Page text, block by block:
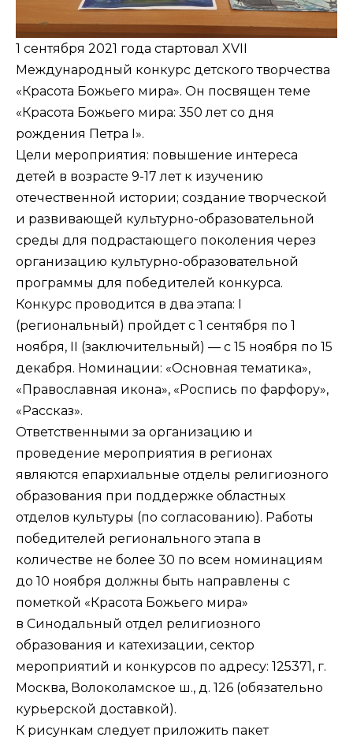
1 сентября 2021 года стартовал XVII
Международный конкурс детского творчества
«Красота Божьего мира». Он посвящен теме
«Красота Божьего мира: 350 лет со дня
рождения Петра I».
Цели мероприятия: повышение интереса
детей в возрасте 9-17 лет к изучению
отечественной истории; создание творческой
и развивающей культурно-образовательной
среды для подрастающего поколения через
организацию культурно-образовательной
программы для победителей конкурса.
Конкурс проводится в два этапа: I
(региональный) пройдет с 1 сентября по 1
ноября, II (заключительный) — с 15 ноября по 15
декабря. Номинации: «Основная тематика»,
«Православная икона», «Роспись по фарфору»,
«Рассказ».
Ответственными за организацию и
проведение мероприятия в регионах
являются епархиальные отделы религиозного
образования при поддержке областных
отделов культуры (по согласованию). Работы
победителей регионального этапа в
количестве не более 30 по всем номинациям
до 10 ноября должны быть направлены с
пометкой «Красота Божьего мира»
в Синодальный отдел религиозного
образования и катехизации, сектор
мероприятий и конкурсов по адресу: 125371, г.
Москва, Волоколамское ш., д. 126 (обязательно
курьерской доставкой).
К рисункам следует приложить пакет